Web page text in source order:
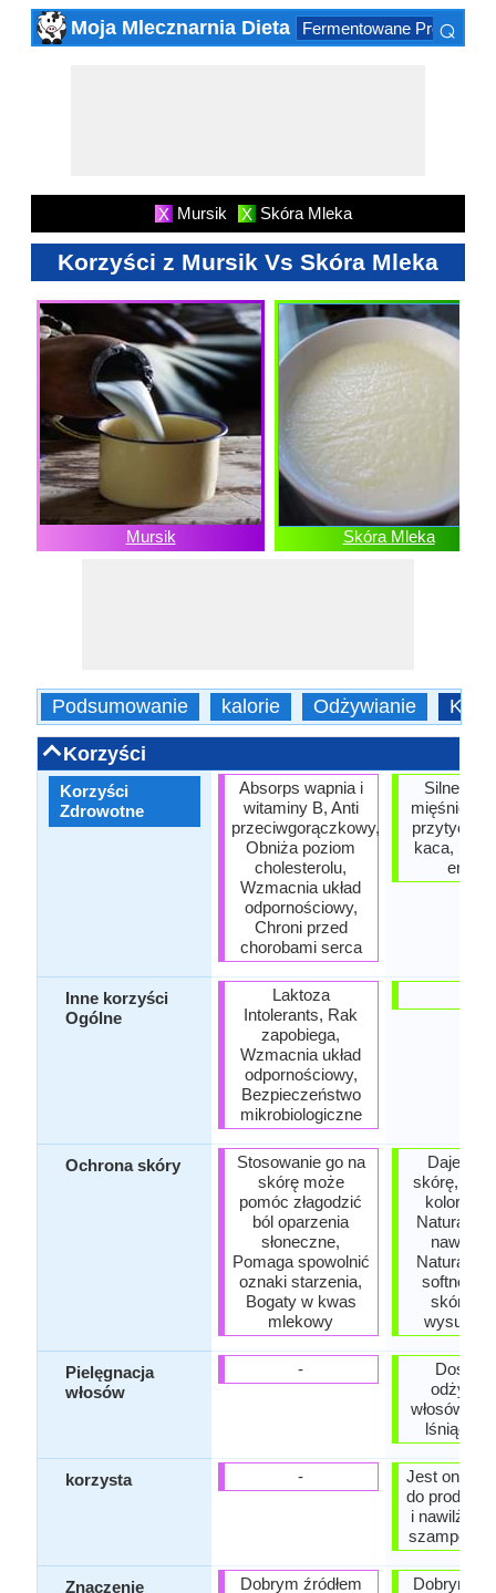
Moja Mlecznarnia Dieta Fermentowane ⌕
X Mursik X Skóra Mleka
Korzyści z Mursik Vs Skóra Mleka
Mursik Skóra Mleka
Podsumowanie kalorie Odżywianie
Korzyści
Korzyści
Zdrowotne
Inne korzyści
Ogólne
Ochrona skóry
Pielęgnacja
włosów
korzysta
Znaczenie
Absorps wapnia i
witaminy B, Anti
przeciwgorączkowy,
Obniża poziom
cholesterolu,
Wzmacnia układ
odpornościowy,
Chroni przed
chorobami serca
Laktoza
Intolerants, Rak
zapobiega,
Wzmacnia układ
odpornościowy,
Bezpieczeństwo
mikrobiologiczne
Stosowanie go na
skórę może
pomóc złagodzić
ból oparzenia
słoneczne,
Pomaga spowolnić
oznaki starzenia,
Bogaty w kwas
mlekowy
-
-
Dobrym źródłem
Silne i
mięśnie,
przytyć,
kaca,
Daje
skórę,
koloryt
Naturalny
Naturalna
softner,
skórę
włosów,
lśniące
Jest on
do produkcji
i
szampon
Dobrym